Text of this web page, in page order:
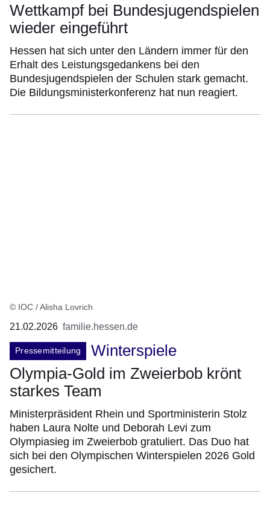
Wettkampf bei Bundesjugendspielen
wieder eingeführt
Hessen hat sich unter den Ländern immer für den
Erhalt des Leistungsgedankens bei den
Bundesjugendspielen der Schulen stark gemacht.
Die Bildungsministerkonferenz hat nun reagiert.
© IOC / Alisha Lovrich
21.02.2026 familie.hessen.de
Pressemitteilung
Winterspiele
Olympia-Gold im Zweierbob krönt
starkes Team
Ministerpräsident Rhein und Sportministerin Stolz
haben Laura Nolte und Deborah Levi zum
Olympiasieg im Zweierbob gratuliert. Das Duo hat
sich bei den Olympischen Winterspielen 2026 Gold
gesichert.